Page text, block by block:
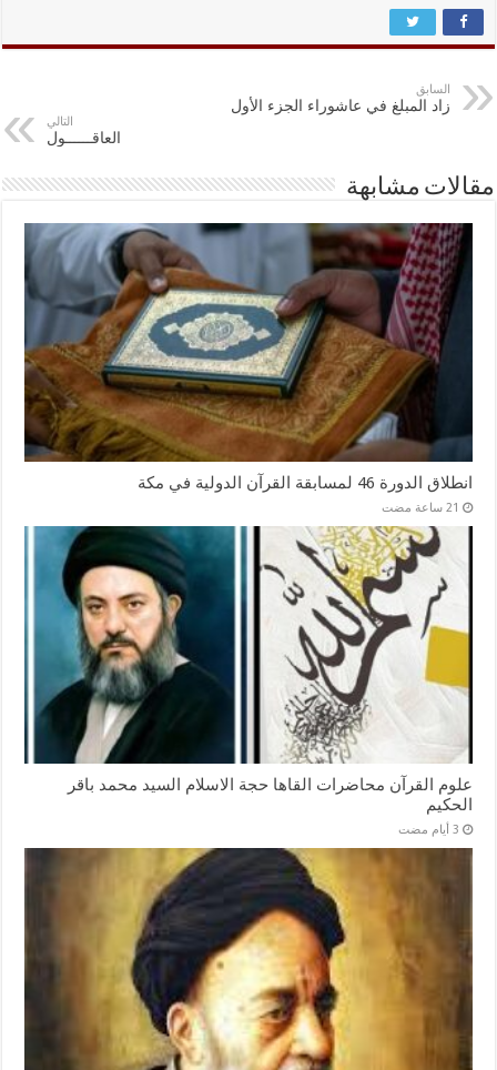
السابق
زاد المبلغ في عاشوراء الجزء الأول
التالي
العاقــــــول
مقالات مشابهة
انطلاق الدورة 46 لمسابقة القرآن الدولية في مكة
علوم القرآن محاضرات القاها حجة الاسلام السيد محمد باقر
الحكيم